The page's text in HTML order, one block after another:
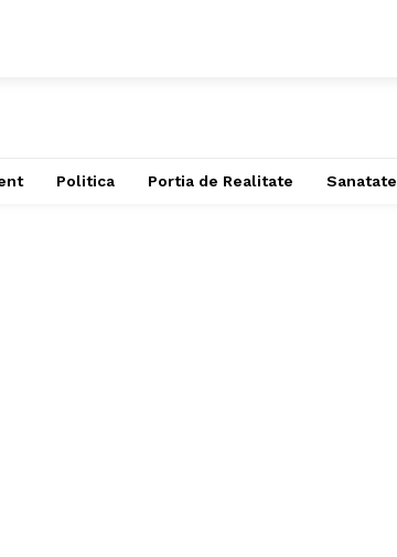
Politica Portia de Realitate Sanatate